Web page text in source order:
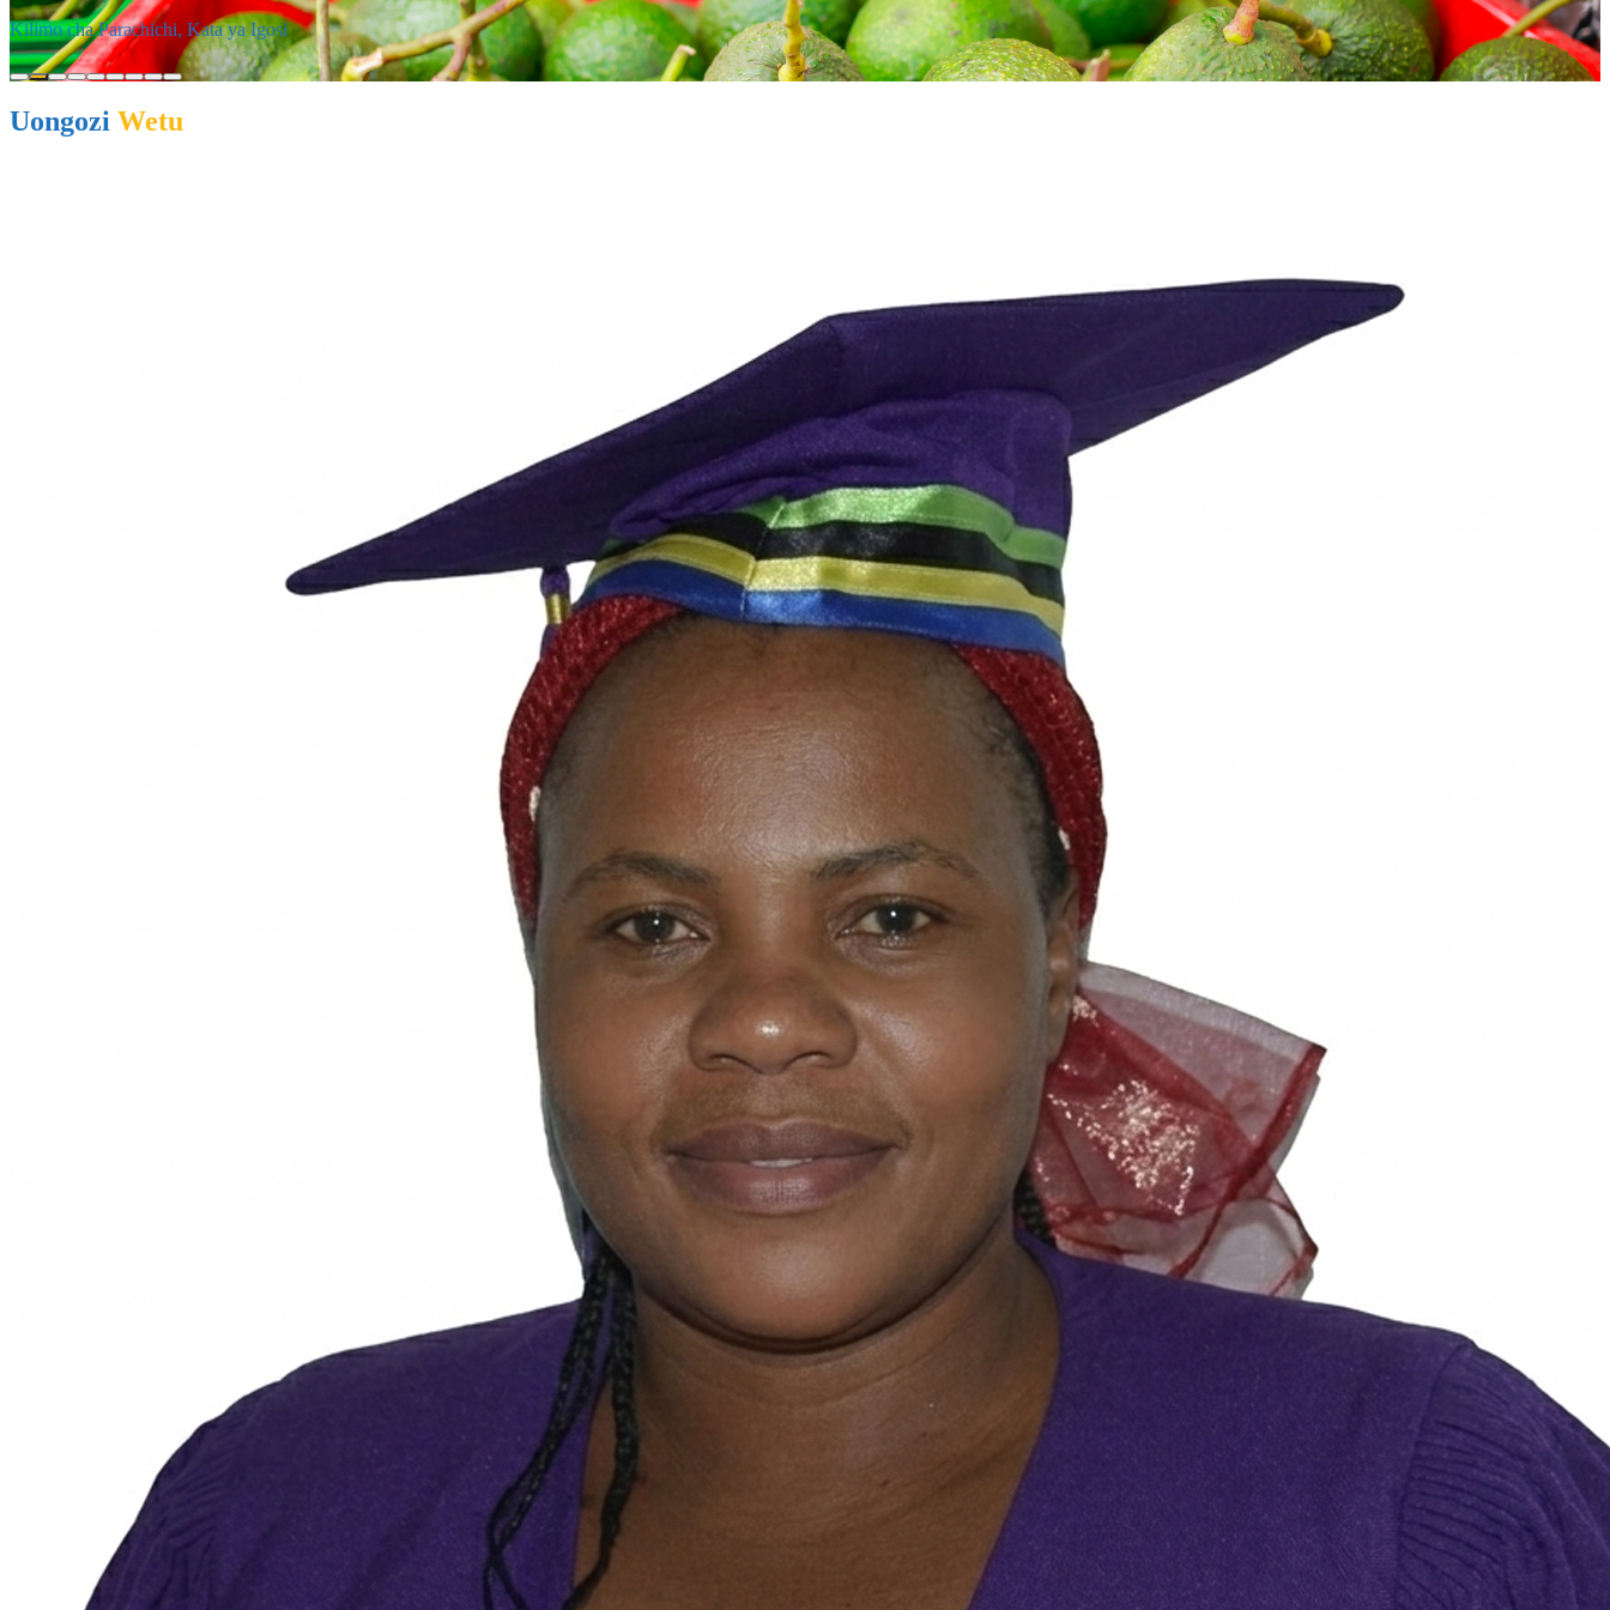
Shamba la Chai-Kibena, Kata ya Igima
Uongozi Wetu